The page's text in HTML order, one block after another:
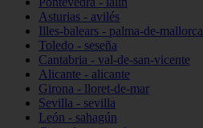
Asturias - avilés
Illes-balears - palma-de-mallorca
Toledo - seseña
Cantabria - val-de-san-vicente
Alicante - alicante
Girona - lloret-de-mar
Sevilla - sevilla
León - sahagún